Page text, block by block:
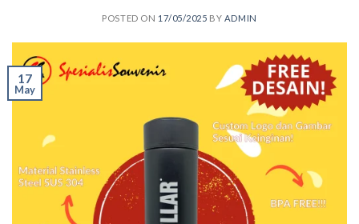
POSTED ON 17/05/2025 BY ADMIN
17
May